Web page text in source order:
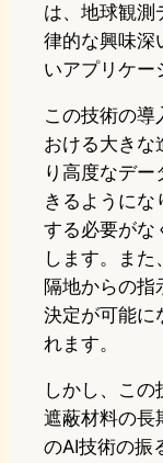
は、地球観測
律的な興味深
いアプリケー
この技術の導
おける大きな
り高度なデ
きるようにな
する必要がな
します。ま
隔地からの指
決定が可能に
れます。
しかし、こ
遮蔽材料の長
のAI技術の振